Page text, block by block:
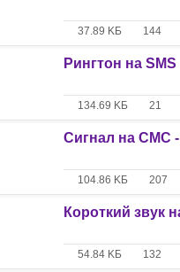
37.89 KБ 144
Рингтон на
134.69 KБ 21
Сигнал на СМС
104.86 KБ 207
Короткий звук
54.84 KБ 132